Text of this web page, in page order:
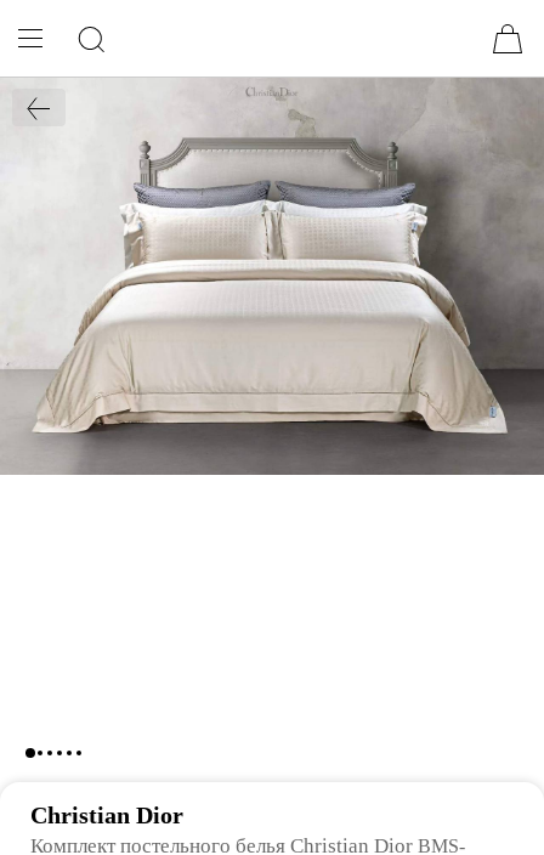
Christian Dior
Комплект постельного белья Christian Dior BMS-